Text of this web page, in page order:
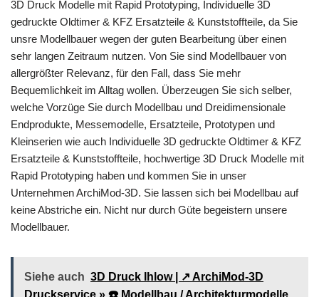
3D Druck Modelle mit Rapid Prototyping, Individuelle 3D
gedruckte Oldtimer & KFZ Ersatzteile & Kunststoffteile, da Sie
unsre Modellbauer wegen der guten Bearbeitung über einen
sehr langen Zeitraum nutzen. Von Sie sind Modellbauer von
allergrößter Relevanz, für den Fall, dass Sie mehr
Bequemlichkeit im Alltag wollen. Überzeugen Sie sich selber,
welche Vorzüge Sie durch Modellbau und Dreidimensionale
Endprodukte, Messemodelle, Ersatzteile, Prototypen und
Kleinserien wie auch Individuelle 3D gedruckte Oldtimer & KFZ
Ersatzteile & Kunststoffteile, hochwertige 3D Druck Modelle mit
Rapid Prototyping haben und kommen Sie in unser
Unternehmen ArchiMod-3D. Sie lassen sich bei Modellbau auf
keine Abstriche ein. Nicht nur durch Güte begeistern unsere
Modellbauer.
Siehe auch 3D Druck Ihlow | ↗️ ArchiMod-3D
Druckservice » ☎️ Modellbau / Architekturmodelle